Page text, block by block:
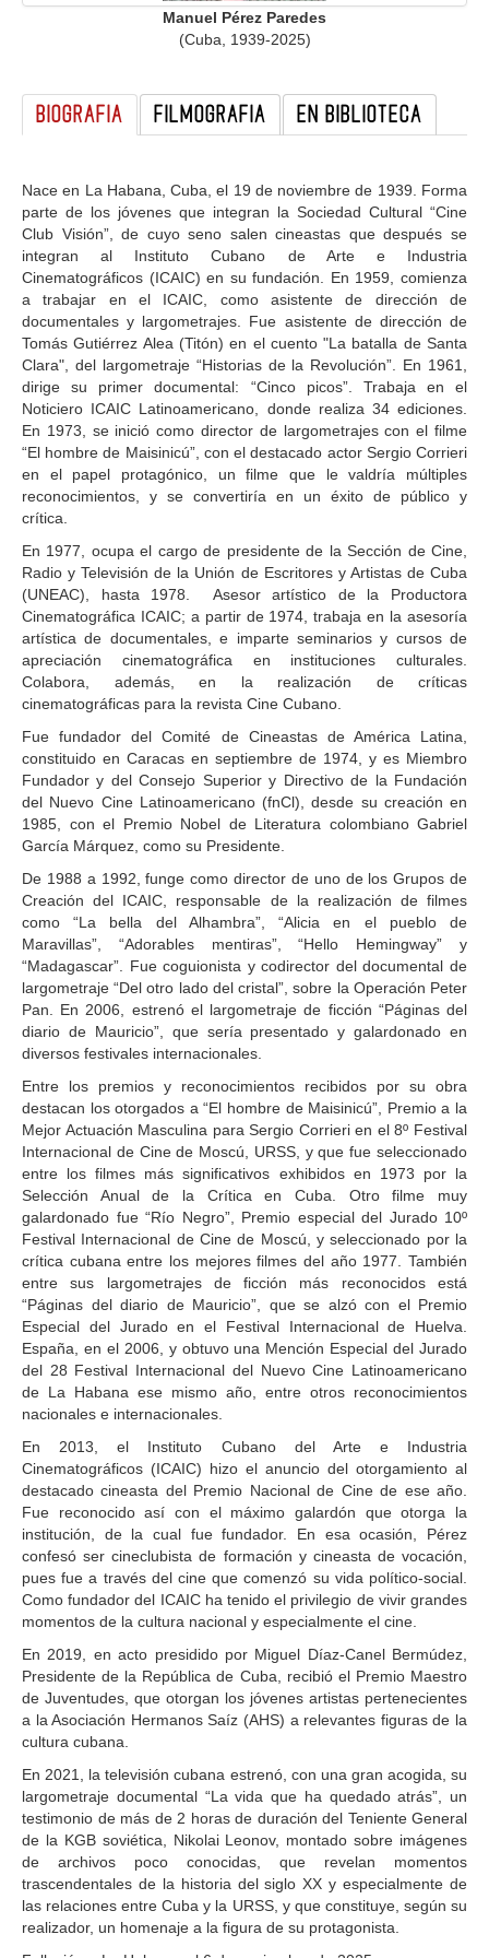
Manuel Pérez Paredes
(Cuba, 1939-2025)
BIOGRAFIA FILMOGRAFIA EN BIBLIOTECA
Nace en La Habana, Cuba, el 19 de noviembre de 1939. Forma
parte de los jóvenes que integran la Sociedad Cultural “Cine
Club Visión”, de cuyo seno salen cineastas que después se
integran al Instituto Cubano de Arte e Industria
Cinematográficos (ICAIC) en su fundación. En 1959, comienza
a trabajar en el ICAIC, como asistente de dirección de
documentales y largometrajes. Fue asistente de dirección de
Tomás Gutiérrez Alea (Titón) en el cuento "La batalla de Santa
Clara", del largometraje “Historias de la Revolución”. En 1961,
dirige su primer documental: “Cinco picos”. Trabaja en el
Noticiero ICAIC Latinoamericano, donde realiza 34 ediciones.
En 1973, se inició como director de largometrajes con el filme
“El hombre de Maisinicú”, con el destacado actor Sergio Corrieri
en el papel protagónico, un filme que le valdría múltiples
reconocimientos, y se convertiría en un éxito de público y
crítica.
En 1977, ocupa el cargo de presidente de la Sección de Cine,
Radio y Televisión de la Unión de Escritores y Artistas de Cuba
(UNEAC), hasta 1978. Asesor artístico de la Productora
Cinematográfica ICAIC; a partir de 1974, trabaja en la asesoría
artística de documentales, e imparte seminarios y cursos de
apreciación cinematográfica en instituciones culturales.
Colabora, además, en la realización de críticas
cinematográficas para la revista Cine Cubano.
Fue fundador del Comité de Cineastas de América Latina,
constituido en Caracas en septiembre de 1974, y es Miembro
Fundador y del Consejo Superior y Directivo de la Fundación
del Nuevo Cine Latinoamericano (fnCl), desde su creación en
1985, con el Premio Nobel de Literatura colombiano Gabriel
García Márquez, como su Presidente.
De 1988 a 1992, funge como director de uno de los Grupos de
Creación del ICAIC, responsable de la realización de filmes
como “La bella del Alhambra”, “Alicia en el pueblo de
Maravillas”, “Adorables mentiras”, “Hello Hemingway” y
“Madagascar”. Fue coguionista y codirector del documental de
largometraje “Del otro lado del cristal”, sobre la Operación Peter
Pan. En 2006, estrenó el largometraje de ficción “Páginas del
diario de Mauricio”, que sería presentado y galardonado en
diversos festivales internacionales.
Entre los premios y reconocimientos recibidos por su obra
destacan los otorgados a “El hombre de Maisinicú”, Premio a la
Mejor Actuación Masculina para Sergio Corrieri en el 8º Festival
Internacional de Cine de Moscú, URSS, y que fue seleccionado
entre los filmes más significativos exhibidos en 1973 por la
Selección Anual de la Crítica en Cuba. Otro filme muy
galardonado fue “Río Negro”, Premio especial del Jurado 10º
Festival Internacional de Cine de Moscú, y seleccionado por la
crítica cubana entre los mejores filmes del año 1977. También
entre sus largometrajes de ficción más reconocidos está
“Páginas del diario de Mauricio”, que se alzó con el Premio
Especial del Jurado en el Festival Internacional de Huelva.
España, en el 2006, y obtuvo una Mención Especial del Jurado
del 28 Festival Internacional del Nuevo Cine Latinoamericano
de La Habana ese mismo año, entre otros reconocimientos
nacionales e internacionales.
En 2013, el Instituto Cubano del Arte e Industria
Cinematográficos (ICAIC) hizo el anuncio del otorgamiento al
destacado cineasta del Premio Nacional de Cine de ese año.
Fue reconocido así con el máximo galardón que otorga la
institución, de la cual fue fundador. En esa ocasión, Pérez
confesó ser cineclubista de formación y cineasta de vocación,
pues fue a través del cine que comenzó su vida político-social.
Como fundador del ICAIC ha tenido el privilegio de vivir grandes
momentos de la cultura nacional y especialmente el cine.
En 2019, en acto presidido por Miguel Díaz-Canel Bermúdez,
Presidente de la República de Cuba, recibió el Premio Maestro
de Juventudes, que otorgan los jóvenes artistas pertenecientes
a la Asociación Hermanos Saíz (AHS) a relevantes figuras de la
cultura cubana.
En 2021, la televisión cubana estrenó, con una gran acogida, su
largometraje documental “La vida que ha quedado atrás”, un
testimonio de más de 2 horas de duración del Teniente General
de la KGB soviética, Nikolai Leonov, montado sobre imágenes
de archivos poco conocidas, que revelan momentos
trascendentales de la historia del siglo XX y especialmente de
las relaciones entre Cuba y la URSS, y que constituye, según su
realizador, un homenaje a la figura de su protagonista.